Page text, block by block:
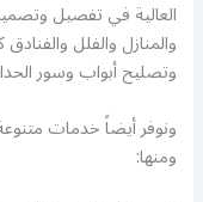
العالية في تفصيل
والمنازل والفلل
وتصليح أبواب وسور
ونوفر أيضاً خدمات
ومنها: